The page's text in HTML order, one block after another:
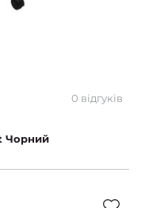
0 відгуків
Чорний